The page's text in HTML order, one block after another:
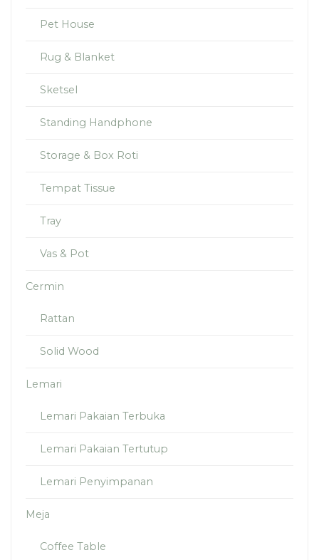
Pet House
Rug & Blanket
Sketsel
Standing Handphone
Storage & Box Roti
Tempat Tissue
Tray
Vas & Pot
Cermin
Rattan
Solid Wood
Lemari
Lemari Pakaian Terbuka
Lemari Pakaian Tertutup
Lemari Penyimpanan
Meja
Coffee Table